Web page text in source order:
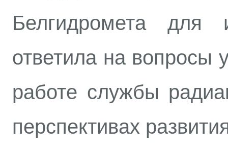
Белгидромета для
ответила на вопросы
работе службы
перспективах